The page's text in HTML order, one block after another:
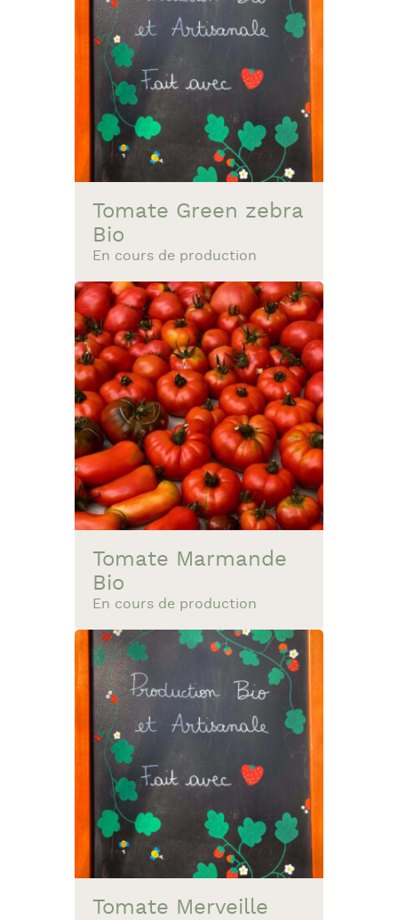
Tomate Green zebra
Bio
En cours de production
Tomate Marmande
Bio
En cours de production
Tomate Merveille